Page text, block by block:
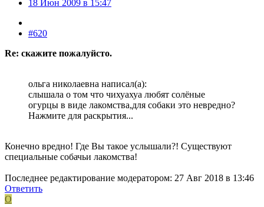
18 Июн 2009 в 15:47
#620
Re: скажите пожалуйсто.
ольга николаевна написал(а):
слышала о том что чихуахуа любят солёные
огурцы в виде лакомства,для собаки это невредно?
Нажмите для раскрытия...
Конечно вредно! Где Вы такое услышали?! Существуют
специальные собачьи лакомства!
Последнее редактирование модератором: 27 Авг 2018 в 13:46
Ответить
О